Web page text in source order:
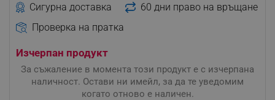
Сигурна доставка
60 дни право на връщане
Проверка на пратка
Изчерпан продукт
За съжаление в момента този продукт е с изчерпана
наличност. Остави ни имейл, за да те уведомим
когато отново е наличен.